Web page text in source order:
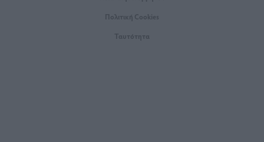
Πολιτική Cookies
Ταυτότητα